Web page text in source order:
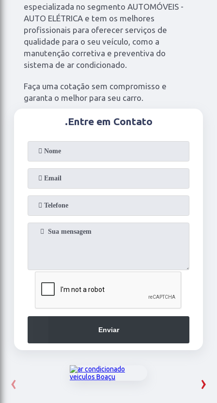
especializada no segmento AUTOMÓVEIS -
AUTO ELÉTRICA e tem os melhores
profissionais para oferecer serviços de
qualidade para o seu veículo, como a
manutenção corretiva e preventiva do
sistema de ar condicionado.
Faça uma cotação sem compromisso e
garanta o melhor para seu carro.
.Entre em Contato
Enviar
‹ ›